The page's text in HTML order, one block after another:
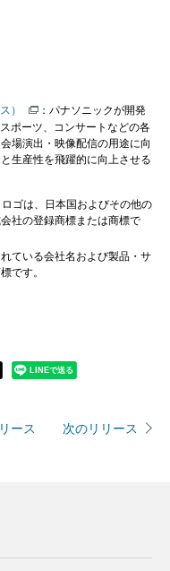
）
：パナソニックが開発
ポーツ、コンサートなどの各
場演出・映像配信の用途に向
生産性を飛躍的に向上させる
ゴは、日本国およびその他の
社の登録商標または商標で
ている会社名および製品・サ
です。
LINEで送る
ース 次のリリース